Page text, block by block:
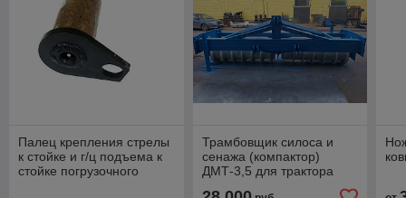
Палец крепления стрелы
к стойке и г/ц подъема к
стойке погрузочного
Трамбовщик силоса и
сенажа (компактор)
ДМТ-3,5 для трактора